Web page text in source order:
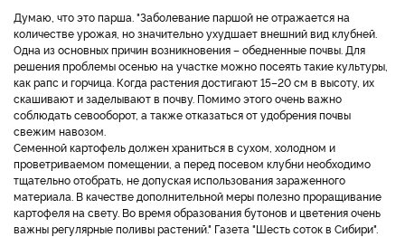
Думаю, что это парша. "Заболевание паршой не отражается на
количестве урожая, но значительно ухудшает внешний вид клубней.
Одна из основных причин возникновения – обедненные почвы. Для
решения проблемы осенью на участке можно посеять такие культуры,
как рапс и горчица. Когда растения достигают 15–20 см в высоту, их
скашивают и заделывают в почву. Помимо этого очень важно
соблюдать севооборот, а также отказаться от удобрения почвы
свежим навозом.
Семенной картофель должен храниться в сухом, холодном и
проветриваемом помещении, а перед посевом клубни необходимо
тщательно отобрать, не допуская использования зараженного
материала. В качестве дополнительной меры полезно проращивание
картофеля на свету. Во время образования бутонов и цветения очень
важны регулярные поливы растений." Газета "Шесть соток в Сибири".